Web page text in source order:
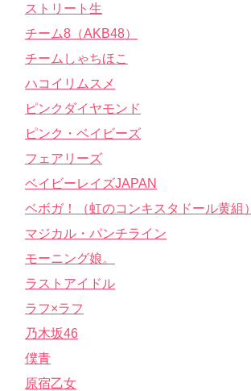
ストリート生
チーム8（AKB48）
チームしゃちほこ
ハコイリムスメ
ピンクダイヤモンド
ピンク・ベイビーズ
フェアリーズ
ベイビーレイズJAPAN
ベボガ！（虹のコンキスタドール黄組）
マジカル・パンチライン
モーニング娘。
ラストアイドル
ラフ×ラフ
乃木坂46
僕青
原宿乙女